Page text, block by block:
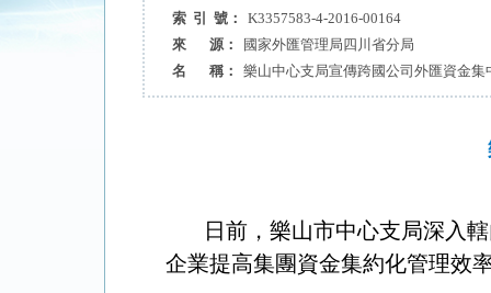
索 引 號：
K3357583-4-2016-00164
來 源：
國家外匯管理局四川省分局
名 稱：
樂山中心支局宣傳跨國公司外匯資金集
日前，樂山市中心支局深入轄
企業提高集團資金集約化管理效